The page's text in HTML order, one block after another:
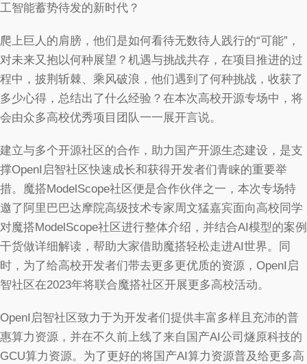
工智能蓄势待发的新时代？
爬上巨人的肩膀，他们是如何看待无数待人践行的“可能”，
对未来又抱以何种展望？机遇与挑战共存，在项目推进的过
程中，披荆斩棘、乘风破浪，他们遇到了何种挑战，收获了
多少心得，总结出了什么经验？在本次高校开源专场中，将
会由众多高校优秀项目团队一一展开言说。
建立与多个开源社区的合作，助力国产开源生态建设，是支
撑OpenI启智社区快速成长和获得开发者们青睐的重要举
措。魔搭ModelScope社区便是合作伙伴之一，本次专场特
邀了阿里巴巴达摩院高级技术专家周文猛嘉宾面向高校同学
对魔搭ModelScope社区进行整体介绍，并结合AI模型的案例
干货做详细解读，帮助大家借助魔搭轻松走进AI世界。同
时，为了给高校开发者们带去更多更优质的资源，OpenI启
智社区在2023年将联合魔搭社区开展更多高校活动。
OpenI启智社区致力于为开发者们提供丰富多样且充沛的普
惠算力资源，并在不久前上线了来自国产AI公司燧原科技的
GCU算力资源。为了更好的将国产AI算力资源普及给更多高